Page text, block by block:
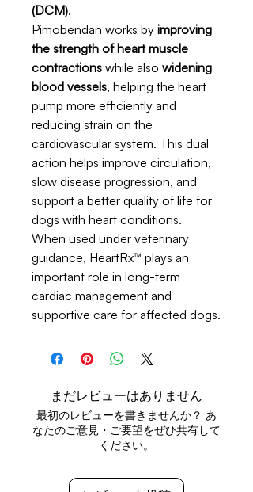
(DCM).
Pimobendan works by improving
the strength of heart muscle
contractions while also widening
blood vessels, helping the heart
pump more efficiently and
reducing strain on the
cardiovascular system. This dual
action helps improve circulation,
slow disease progression, and
support a better quality of life for
dogs with heart conditions.
When used under veterinary
guidance, HeartRx™ plays an
important role in long-term
cardiac management and
supportive care for affected dogs.
まだレビューはありません
最初のレビューを書きませんか？ あ
なたのご意見・ご要望をぜひ共有して
ください。